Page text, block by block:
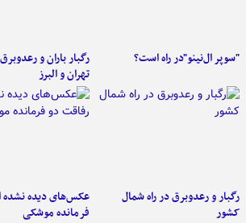
"سوپر ال‌نینو"در راه است؟
رگبار باران و
تهران و البرز
رگبار و رعدوبرق در راه شمال
کشور
عکس‌های دیده نشده
فرمانده‌ موشکی